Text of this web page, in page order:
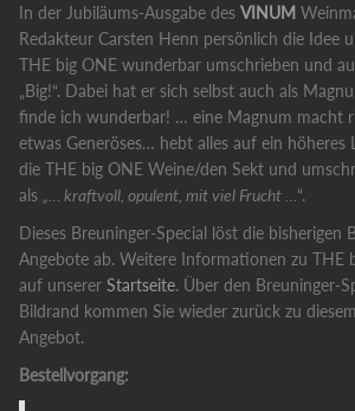
In der Jubiläums-Ausgabe des VINUM
Redakteur Carsten Henn persönlich die Idee
THE big ONE wunderbar umschrieben und
„Big!“. Dabei hat er sich selbst auch als
finde ich wunderbar! … eine Magnum macht
etwas Generöses… hebt alles auf ein höheres
die THE big ONE Weine/den Sekt und
als
„… kraftvoll, opulent, mit viel Frucht … “.
Dieses Breuninger-Special löst die bisherigen
Angebote ab. Weitere Informationen zu THE
auf unserer Startseite. Über den Breuninger-
Bildrand kommen Sie wieder zurück zu
Angebot.
Bestellvorgang: